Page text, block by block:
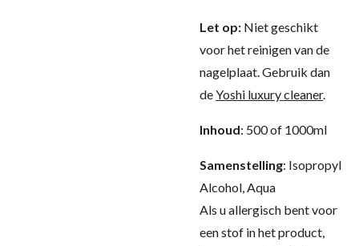
Let op: Niet geschikt
voor het reinigen van de
nagelplaat. Gebruik dan
deYoshi luxury cleaner.
Inhoud: 500 of 1000ml
Samenstelling: Isopropyl
Alcohol, Aqua
Als u allergisch bent voor
een stof in het product,